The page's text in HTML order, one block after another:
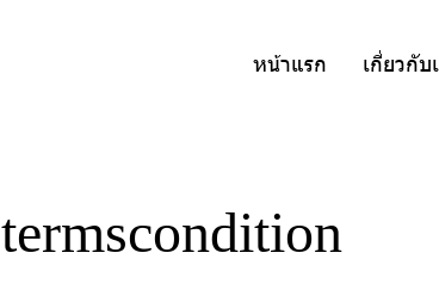
หน้าแรก เกี่ยวกับ
termscondition